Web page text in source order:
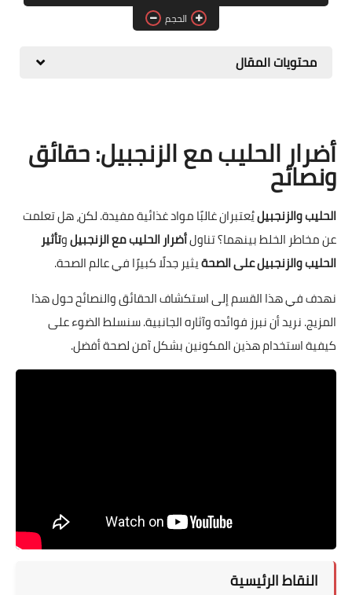
حلويات
الحجم
محتويات المقال
أضرار الحليب مع الزنجبيل: حقائق
ونصائح
الحليب والزنجبيليُعتبران غالبًا مواد غذائية مفيدة. لكن، هل تعلمت
عن مخاطر الخلط بينهما؟ تناولأضرار الحليب مع الزنجبيلوتأثير
الحليب والزنجبيل على الصحةيثير جدلًا كبيرًا في عالم الصحة.
نهدف في هذا القسم إلى استكشاف الحقائق والنصائح حول هذا
المزيج. نريد أن نبرز فوائده وآثاره الجانبية. سنسلط الضوء على
كيفية استخدام هذين المكونين بشكل آمن لصحة أفضل.
النقاط الرئيسية